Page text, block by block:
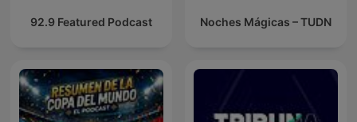
92.9 Featured Podcast Noches Mágicas – TUDN